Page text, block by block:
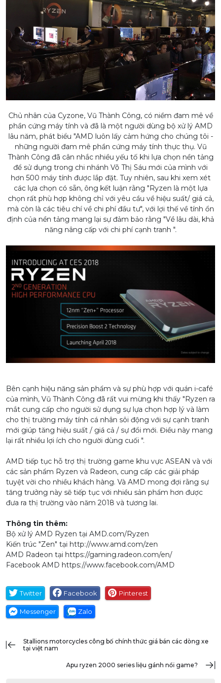
Chủ nhân của Cyzone, Vũ Thành Công, có niềm đam mê về
phần cứng máy tính và đã là một người dùng bộ xử lý AMD
lâu năm, phát biểu "AMD luôn lấy cảm hứng cho chúng tôi -
những người đam mê phần cứng máy tính thực thụ. Vũ
Thành Công đã cân nhắc nhiều yếu tố khi lựa chọn nền tảng
để sử dụng trong chi nhánh Võ Thị Sáu mới của mình với
hơn 500 máy tính được lắp đặt. Tuy nhiên, sau khi xem xét
các lựa chọn có sẵn, ông kết luận rằng "Ryzen là một lựa
chọn rất phù hợp không chỉ với yêu cầu về hiệu suất/ giá cả,
mà còn là các tiêu chí về chi phí đầu tư", với lợi thế về tính ổn
định của nền tảng mang lại sự đảm bảo rằng "Về lâu dài, khả
năng nâng cấp với chi phí cạnh tranh ".
Bên cạnh hiệu năng sản phẩm và sự phù hợp với quán i-café
của mình, Vũ Thành Công đã rất vui mừng khi thấy "Ryzen ra
mắt cung cấp cho người sử dụng sự lựa chọn hợp lý và làm
cho thị trường máy tính cá nhân sôi động với sự cạnh tranh
mới giúp tăng hiệu suất / giá cả / sự đổi mới. Điều này mang
lại rất nhiều lợi ích cho người dùng cuối ".
AMD tiếp tục hỗ trợ thị trường game khu vực ASEAN và với
các sản phẩm Ryzen và Radeon, cung cấp các giải pháp
tuyệt vời cho nhiều khách hàng. Và AMD mong đợi rằng sự
tăng trưởng này sẽ tiếp tục với nhiều sản phẩm hơn được
đưa ra thị trường vào năm 2018 và tương lai.
Thông tin thêm:
Bộ xử lý AMD Ryzen tại AMD.com/Ryzen
Kiến trúc "Zen" tại http://www.amd.com/zen
AMD Radeon tại https://gaming.radeon.com/en/
Facebook AMD https://www.facebook.com/AMD
Twitter Facebook Pinterest
Messenger Zalo
stallions motorcycles công bố chính thức giá bán các dòng xe
tại việt nam
apu ryzen 2000 series liệu gánh nổi game?